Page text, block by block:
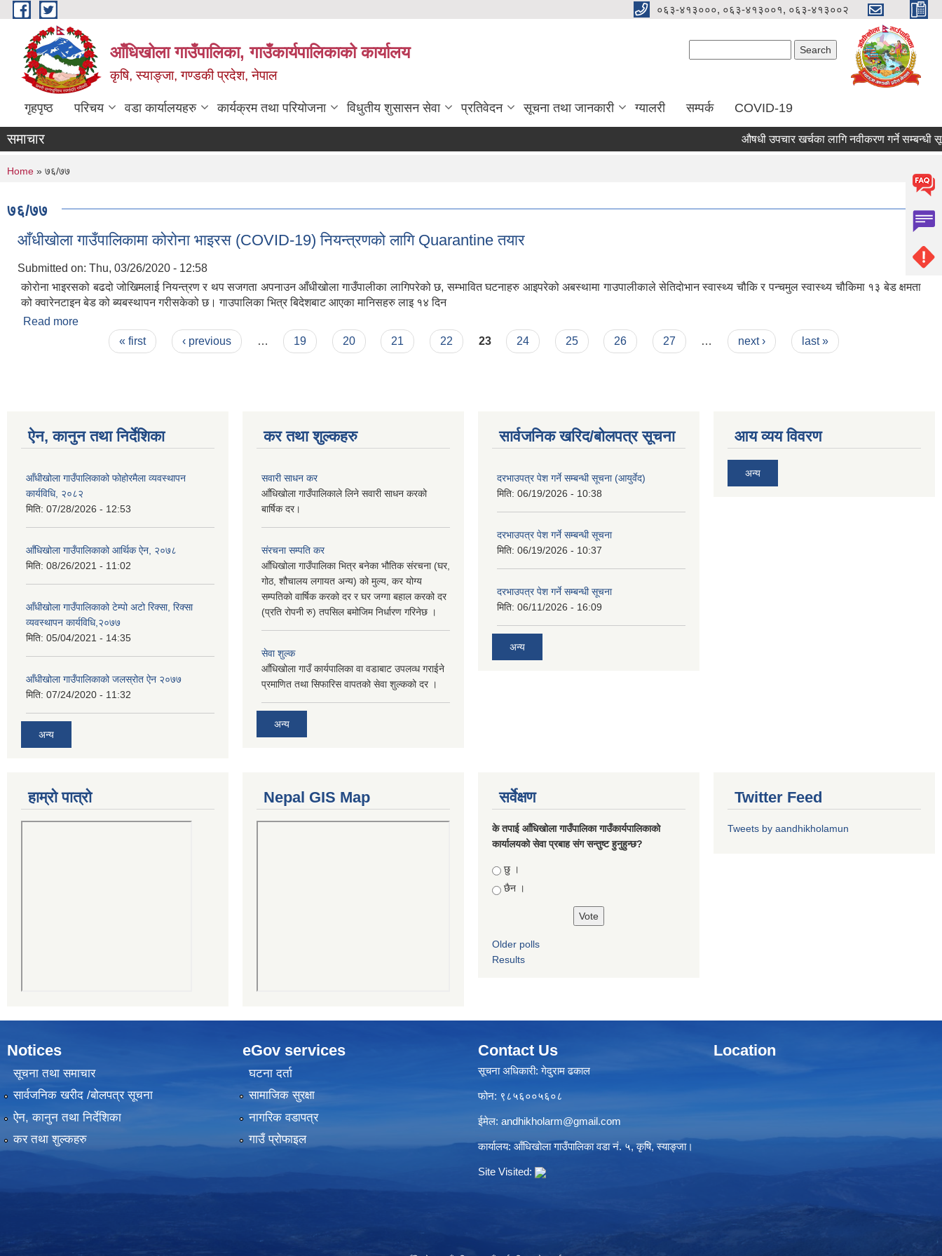
Skip to main content ०६३-४१३०००, ०६३-४१३००१, ०६३-४१३००२
आँधिखोला गाउँपालिका, गाउँकार्यपालिकाको कार्यालय
कृषि, स्याङ्जा, गण्डकी प्रदेश, नेपाल
गृहपृष्ठ परिचय वडा कार्यालयहरु कार्यक्रम तथा परियोजना विधुतीय शुसासन सेवा प्रतिवेदन सूचना तथा जानकारी ग्यालरी सम्पर्क COVID-19
समाचार औषधी उपचार खर्चका लागि नवीकरण गर्ने सम्बन्धी सूचना
You are here
Home » ७६/७७
७६/७७
आँधीखोला गाउँपालिकामा कोरोना भाइरस (COVID-19) नियन्त्रणको लागि Quarantine तयार
Submitted on: Thu, 03/26/2020 - 12:58
कोरोना भाइरसको बढदो जोखिमलाई नियन्त्रण र थप सजगता अपनाउन आँधीखोला गाउँपालीका लागिपरेको छ, सम्भावित घटनाहरु आइपरेको अबस्थामा गाउपालीकाले सेतिदोभान स्वास्थ्य चौकि र पन्चमुल स्वास्थ्य चौकिमा १३ बेड क्षमता
को क्वारेनटाइन बेड को ब्यबस्थापन गरीसकेको छ। गाउपालिका भित्र बिदेशबाट आएका मानिसहरु लाइ १४ दिन
Read more
« first ‹ previous … 19 20 21 22 23 24 25 26 27 … next › last »
ऐन, कानुन तथा निर्देशिका
आँधीखोला गाउँपालिकाको फोहोरमैला व्यवस्थापन
कार्यविधि, २०८२
मिति: 07/28/2026 - 12:53
आँधिखोला गाउँपालिकाको आर्थिक ऐन, २०७८
मिति: 08/26/2021 - 11:02
आँधीखोला गाउँपालिकाको टेम्पो अटो रिक्सा, रिक्सा
व्यवस्थापन कार्यविधि,२०७७
मिति: 05/04/2021 - 14:35
आँधीखोला गाउँपालिकाको जलस्रोत ऐन २०७७
मिति: 07/24/2020 - 11:32
अन्य
कर तथा शुल्कहरु
सवारी साधन कर
आँधिखोला गाउँपालिकाले लिने सवारी साधन करको
बार्षिक दर।
संरचना सम्पति कर
आँधिखोला गाउँपालिका भित्र बनेका भौतिक संरचना (घर,
गोठ, शौचालय लगायत अन्य) को मुल्य, कर योग्य
सम्पतिको वार्षिक करको दर र घर जग्गा बहाल करको दर
(प्रति रोपनी रु) तपसिल बमोजिम निर्धारण गरिनेछ ।
सेवा शुल्क
आँधिखोला गाउँ कार्यपालिका वा वडाबाट उपलव्ध गराईने
प्रमाणित तथा सिफारिस वापतको सेवा शुल्कको दर ।
अन्य
सार्वजनिक खरिद/बोलपत्र सूचना
दरभाउपत्र पेश गर्ने सम्बन्धी सूचना (आयुर्वेद)
मिति: 06/19/2026 - 10:38
दरभाउपत्र पेश गर्ने सम्बन्धी सूचना
मिति: 06/19/2026 - 10:37
दरभाउपत्र पेश गर्ने सम्बन्धी सूचना
मिति: 06/11/2026 - 16:09
अन्य
आय व्यय विवरण
अन्य
हाम्रो पात्रो Nepal GIS Map सर्वेक्षण
के तपाई आँधिखोला गाउँपालिका गाउँकार्यपालिकाको
कार्यालयको सेवा प्रबाह संग सन्तुष्ट हुनुहुन्छ?
Choices
छु ।
छैन ।
Older polls
Results
Twitter Feed
Tweets by aandhikholamun
Notices
सूचना तथा समाचार
सार्वजनिक खरीद /बोलपत्र सूचना
ऐन, कानुन तथा निर्देशिका
कर तथा शुल्कहरु
eGov services
घटना दर्ता
सामाजिक सुरक्षा
नागरिक वडापत्र
गाउँ प्रोफाइल
Contact Us
सूचना अधिकारी: गेदुराम ढकाल
फोन: ९८५६००५६०८
ईमेल: andhikholarm@gmail.com
कार्यालय: आँधिखोला गाउँपालिका वडा नं. ५, कृषि, स्याङ्जा।
Site Visited:
Location